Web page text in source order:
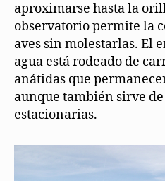
aproximarse hasta la
observatorio permite la
aves sin molestarlas. El
agua está rodeado de
anátidas que
aunque también sirve
estacionarias.